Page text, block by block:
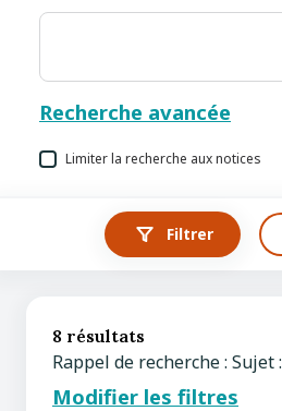
Limiter la recherche aux notices
Recherche avancée
Filtrer
8 résultats
Rappel de recherche : Sujet :
Modifier les filtres